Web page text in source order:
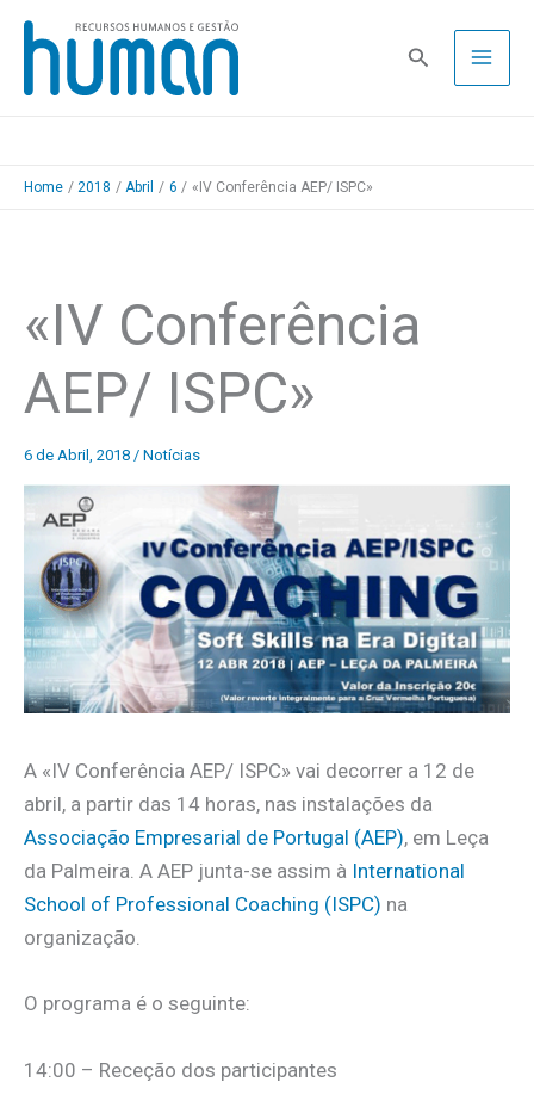
Skip
content
Pesquisa
Home 2018 Abril 6 «IV Conferência AEP/ ISPC»
«IV Conferência
AEP/ ISPC»
6 de Abril, 2018 / Notícias
A «IV Conferência AEP/ ISPC» vai decorrer a 12 de
abril, a partir das 14 horas, nas instalações da
Associação Empresarial de Portugal (AEP), em Leça
da Palmeira. A AEP junta-se assim à International
School of Professional Coaching (ISPC) na
organização.
O programa é o seguinte:
14:00 – Receção dos participantes